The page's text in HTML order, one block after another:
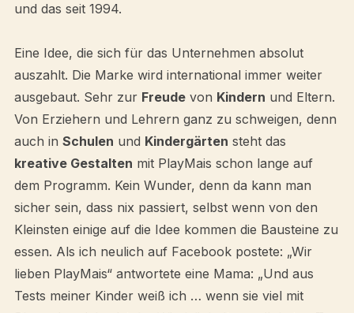
und das seit 1994.
Eine Idee, die sich für das Unternehmen absolut
auszahlt. Die Marke wird international immer weiter
ausgebaut. Sehr zur Freudevon Kindern und Eltern.
Von Erziehern und Lehrern ganz zu schweigen, denn
auch in Schulen und Kindergärten steht das
kreative Gestalten mit PlayMais schon lange auf
dem Programm. Kein Wunder, denn da kann man
sicher sein, dass nix passiert, selbst wenn von den
Kleinsten einige auf die Idee kommen die Bausteine zu
essen. Als ich neulich auf Facebook postete: „Wir
lieben PlayMais“ antwortete eine Mama: „Und aus
Tests meiner Kinder weiß ich … wenn sie viel mit